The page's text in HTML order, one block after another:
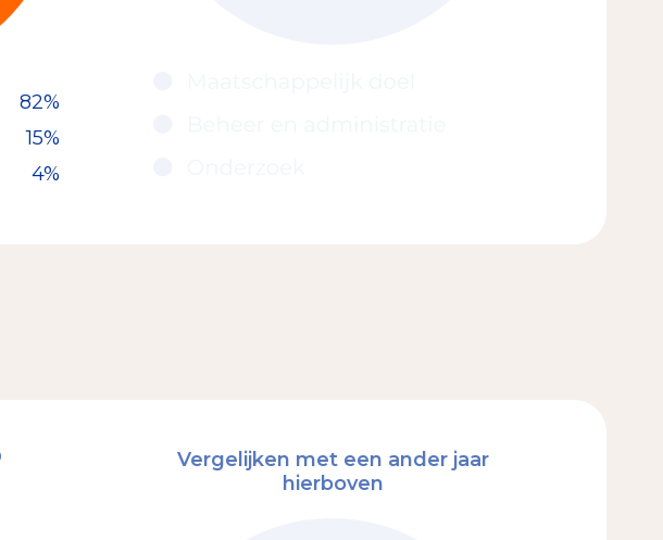
82%
15%
4%
Vergelijken met een ander jaar
hierboven